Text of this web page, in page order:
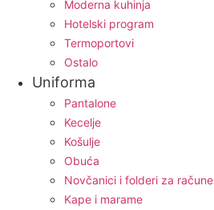
Moderna kuhinja
Hotelski program
Termoportovi
Ostalo
Uniforma
Pantalone
Kecelje
Košulje
Obuća
Novčanici i folderi za račune
Kape i marame